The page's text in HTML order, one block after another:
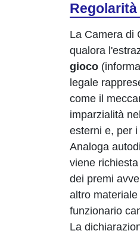
La Camera di
qualora
gioco
legale
come il
imparzialità
esterni e, per
Analoga
viene
dei premi
altro
funzionario
La